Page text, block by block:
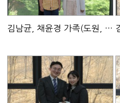
김남균, 채윤경 가족(도원, 한이)